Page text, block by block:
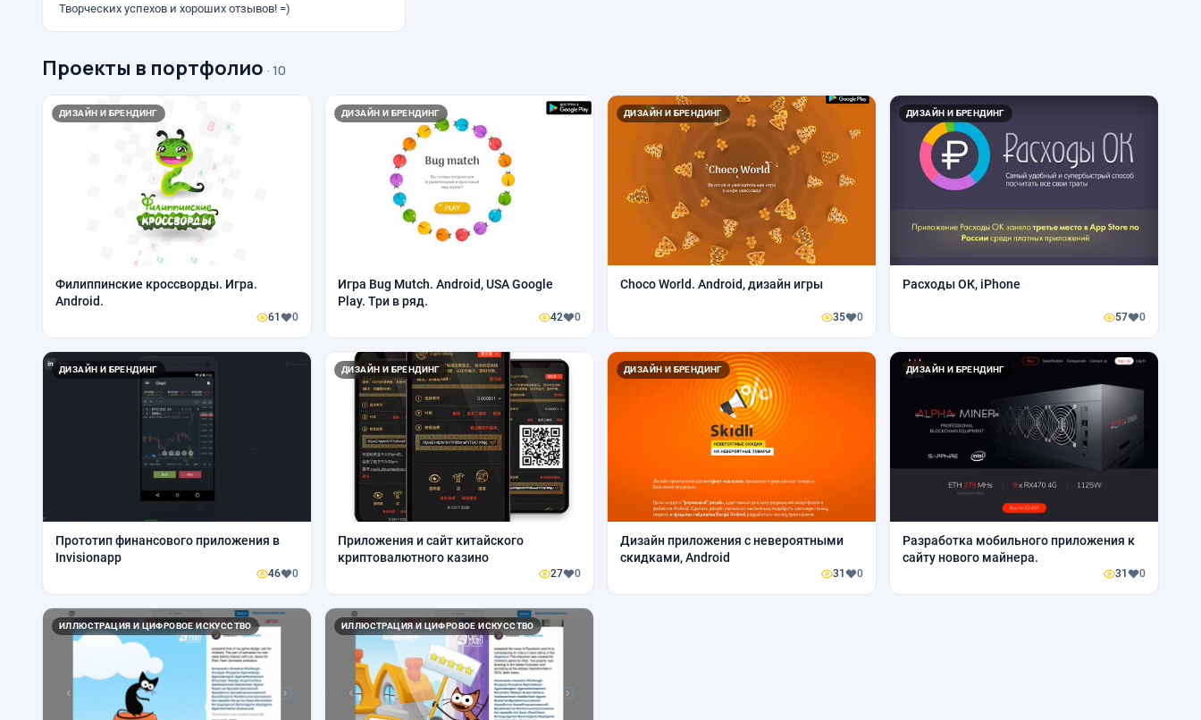
Творческих успехов и хороших отзывов! =)
Проекты в портфолио · 10
ДИЗАЙН И БРЕНДИНГ
Филиппинские кроссворды. Игра.
Android.
61 0
ДИЗАЙН И БРЕНДИНГ
Игра Bug Mutch. Android, USA Google
Play. Три в ряд.
42 0
ДИЗАЙН И БРЕНДИНГ
Choco World. Android, дизайн игры
35 0
ДИЗАЙН И БРЕНДИНГ
Расходы ОК, iPhone
57 0
ДИЗАЙН И БРЕНДИНГ
Прототип финансового приложения в
Invisionapp
46 0
ДИЗАЙН И БРЕНДИНГ
Приложения и сайт китайского
криптовалютного казино
27 0
ДИЗАЙН И БРЕНДИНГ
Дизайн приложения с невероятными
скидками, Android
31 0
ДИЗАЙН И БРЕНДИНГ
Разработка мобильного приложения к
сайту нового майнера.
31 0
ИЛЛЮСТРАЦИЯ И ЦИФРОВОЕ ИСКУССТВО ИЛЛЮСТРАЦИЯ И ЦИФРОВОЕ ИСКУССТВО